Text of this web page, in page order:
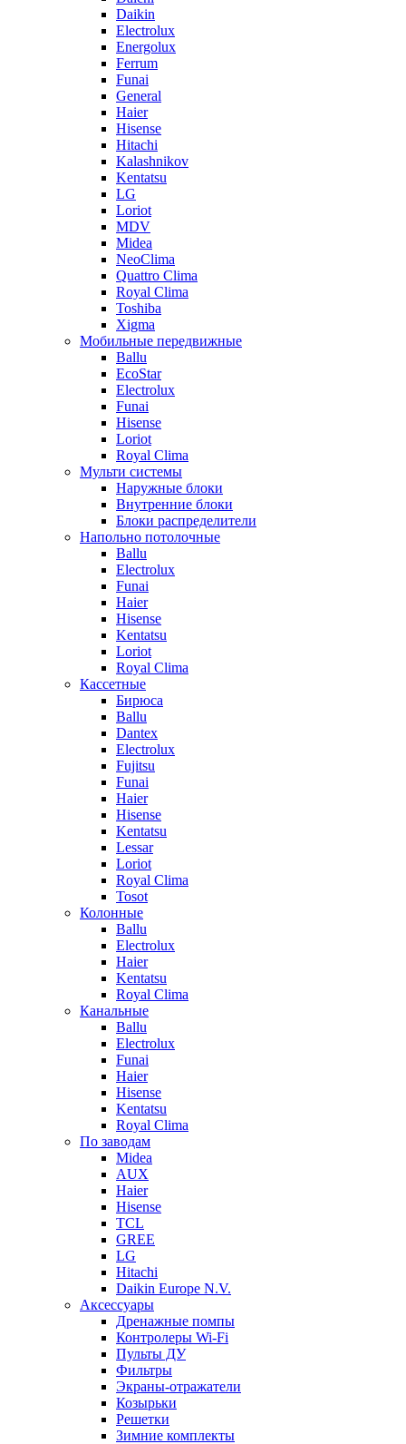
Daikin
Electrolux
Energolux
Ferrum
Funai
General
Haier
Hisense
Hitachi
Kalashnikov
Kentatsu
LG
Loriot
MDV
Midea
NeoClima
Quattro Clima
Royal Clima
Toshiba
Xigma
Мобильные передвижные
Ballu
EcoStar
Electrolux
Funai
Hisense
Loriot
Royal Clima
Мульти системы
Наружные блоки
Внутренние блоки
Блоки распределители
Напольно потолочные
Ballu
Electrolux
Funai
Haier
Hisense
Kentatsu
Loriot
Royal Clima
Кассетные
Бирюса
Ballu
Dantex
Electrolux
Fujitsu
Funai
Haier
Hisense
Kentatsu
Lessar
Loriot
Royal Clima
Tosot
Колонные
Ballu
Electrolux
Haier
Kentatsu
Royal Clima
Канальные
Ballu
Electrolux
Funai
Haier
Hisense
Kentatsu
Royal Clima
По заводам
Midea
AUX
Haier
Hisense
TCL
GREE
LG
Hitachi
Daikin Europe N.V.
Аксессуары
Дренажные помпы
Контролеры Wi-Fi
Пульты ДУ
Фильтры
Экраны-отражатели
Козырьки
Решетки
Зимние комплекты